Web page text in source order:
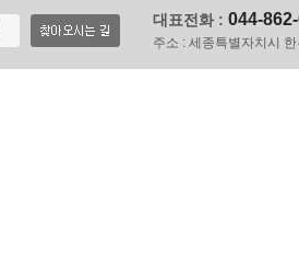
대표전화 : 044-
주소 : 세종특별자치시